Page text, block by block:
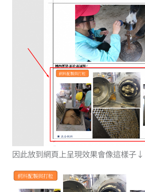
因此放到網頁上呈現效果會像這樣子↓